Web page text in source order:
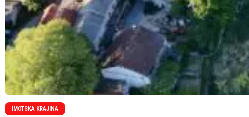
IMOTSKA KRAJINA